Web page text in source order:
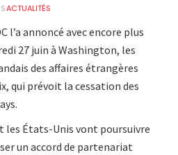
ACTUALITÉS
l’a annoncé avec encore plus
27 juin à Washington, les
des affaires étrangères
qui prévoit la cessation des
les États-Unis vont poursuivre
un accord de partenariat